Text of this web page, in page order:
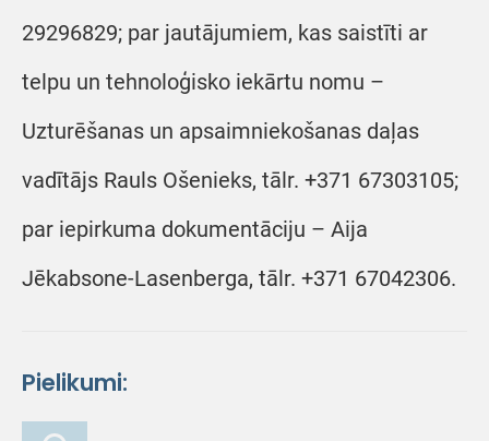
29296829; par jautājumiem, kas saistīti ar
telpu un tehnoloģisko iekārtu nomu –
Uzturēšanas un apsaimniekošanas daļas
vadītājs Rauls Ošenieks, tālr. +371 67303105;
par iepirkuma dokumentāciju – Aija
Jēkabsone-Lasenberga, tālr. +371 67042306.
Pielikumi: